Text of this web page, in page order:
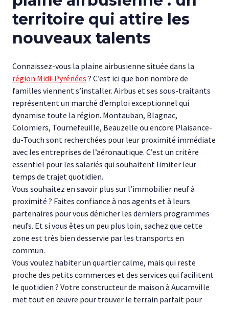
territoire qui attire les
nouveaux talents
Connaissez-vous la plaine airbusienne située dans la
région Midi-Pyrénées ? C’est ici que bon nombre de
familles viennent s’installer. Airbus et ses sous-traitants
représentent un marché d’emploi exceptionnel qui
dynamise toute la région. Montauban, Blagnac,
Colomiers, Tournefeuille, Beauzelle ou encore Plaisance-
du-Touch sont recherchées pour leur proximité immédiate
avec les entreprises de l’aéronautique. C’est un critère
essentiel pour les salariés qui souhaitent limiter leur
temps de trajet quotidien.
Vous souhaitez en savoir plus sur l’immobilier neuf à
proximité ? Faites confiance à nos agents et à leurs
partenaires pour vous dénicher les derniers programmes
neufs. Et si vous êtes un peu plus loin, sachez que cette
zone est très bien desservie par les transports en
commun.
Vous voulez habiter un quartier calme, mais qui reste
proche des petits commerces et des services qui facilitent
le quotidien ? Votre constructeur de maison à Aucamville
met tout en œuvre pour trouver le terrain parfait pour